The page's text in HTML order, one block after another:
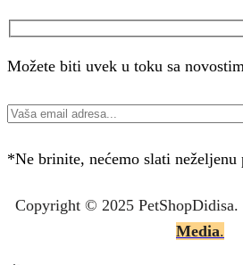
Facebook
Instagram
Možete biti uvek u toku sa
*Ne brinite, nećemo slati neželjenu
Copyright © 2025 PetShopDidisa.
Media.